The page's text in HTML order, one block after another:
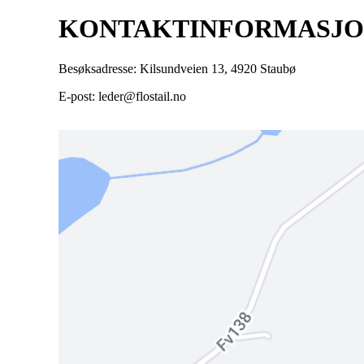
Besøksadresse: Kilsundveien 13, 4920 Staubø
E-post: leder@flostail.no